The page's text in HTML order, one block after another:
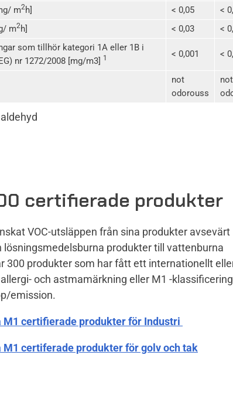
m2h] < 0,05
<
m2h] < 0,03
<
som tillhör kategori 1A eller 1B i
nr 1272/2008 [mg/m3] 1 < 0,001 <
not
odorouss
not
certifierade produkter
VOC-utsläppen från sina produkter avsevärt
lösningsmedelsburna produkter till vattenburna
300 produkter som har fått ett internationellt
och astmamärkning eller M1 -
emission.
M1 certifierade produkter för Industri
M1 certiferade produkter för golv och tak